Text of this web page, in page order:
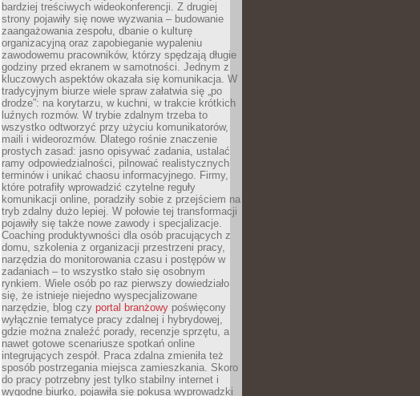
bardziej treściwych wideokonferencji. Z drugiej
strony pojawiły się nowe wyzwania – budowanie
zaangażowania zespołu, dbanie o kulturę
organizacyjną oraz zapobieganie wypaleniu
zawodowemu pracowników, którzy spędzają długie
godziny przed ekranem w samotności. Jednym z
kluczowych aspektów okazała się komunikacja. W
tradycyjnym biurze wiele spraw załatwia się „po
drodze”: na korytarzu, w kuchni, w trakcie krótkich
luźnych rozmów. W trybie zdalnym trzeba to
wszystko odtworzyć przy użyciu komunikatorów,
maili i wideorozmów. Dlatego rośnie znaczenie
prostych zasad: jasno opisywać zadania, ustalać
ramy odpowiedzialności, pilnować realistycznych
terminów i unikać chaosu informacyjnego. Firmy,
które potrafiły wprowadzić czytelne reguły
komunikacji online, poradziły sobie z przejściem na
tryb zdalny dużo lepiej. W połowie tej transformacji
pojawiły się także nowe zawody i specjalizacje.
Coaching produktywności dla osób pracujących z
domu, szkolenia z organizacji przestrzeni pracy,
narzędzia do monitorowania czasu i postępów w
zadaniach – to wszystko stało się osobnym
rynkiem. Wiele osób po raz pierwszy dowiedziało
się, że istnieje niejedno wyspecjalizowane
narzędzie, blog czy portal branżowy poświęcony
wyłącznie tematyce pracy zdalnej i hybrydowej,
gdzie można znaleźć porady, recenzje sprzętu, a
nawet gotowe scenariusze spotkań online
integrujących zespół. Praca zdalna zmieniła też
sposób postrzegania miejsca zamieszkania. Skoro
do pracy potrzebny jest tylko stabilny internet i
wygodne biurko, pojawiła się pokusa wyprowadzki